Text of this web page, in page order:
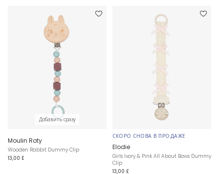
Добавить сразу
Moulin Roty
Wooden Rabbit Dummy Clip
13,00 £
СКОРО СНОВА В ПРОДАЖЕ
Elodie
Girls Ivory & Pink All About Bows Dummy
Clip
13,00 £